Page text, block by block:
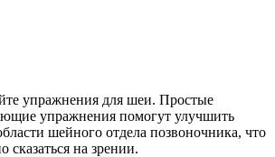
упражнения для шеи. Простые
упражнения помогут улучшить
шейного отдела позвоночника, что
сказаться на зрении.